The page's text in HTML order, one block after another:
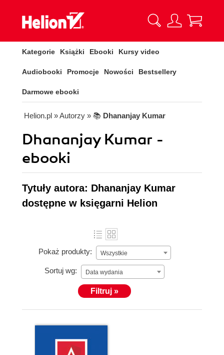
Kategorie Książki Ebooki Kursy video
Audiobooki Promocje Nowości Bestsellery
Darmowe ebooki
Helion.pl » Autorzy » 📚 Dhananjay Kumar
Dhananjay Kumar -
ebooki
Tytuły autora: Dhananjay Kumar
dostępne w księgarni Helion
Pokaż produkty: Wszystkie
Sortuj wg: Data wydania
Filtruj »